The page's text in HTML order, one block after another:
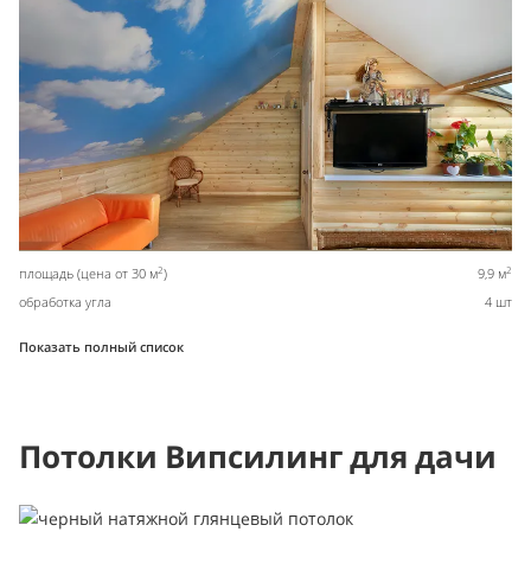
площадь (цена от 30 м2) 9,9 м2
обработка угла 4 шт
Показать полный список
Потолки Випсилинг для дачи